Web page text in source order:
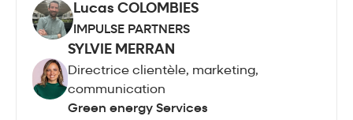
Lucas COLOMBIES
IMPULSE PARTNERS
SYLVIE MERRAN
Directrice clientèle, marketing,
communication
Green energy Services